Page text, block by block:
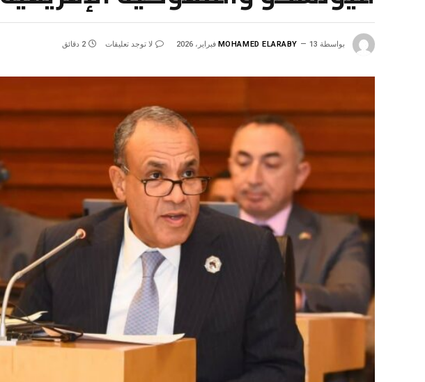
بواسطة MOHAMED ELARABY 13 فبراير، 2026 لا توجد تعليقات 2 دقائق